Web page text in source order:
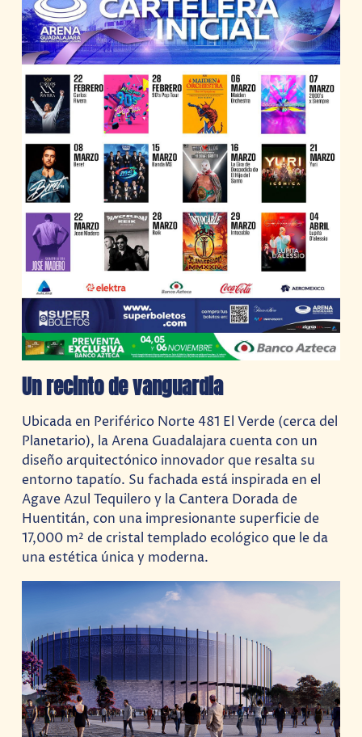
Un recinto de vanguardia
Ubicada en Periférico Norte 481 El Verde (cerca del
Planetario), la Arena Guadalajara cuenta con un
diseño arquitectónico innovador que resalta su
entorno tapatío. Su fachada está inspirada en el
Agave Azul Tequilero y la Cantera Dorada de
Huentitán, con una impresionante superficie de
17,000 m² de cristal templado ecológico que le da
una estética única y moderna.